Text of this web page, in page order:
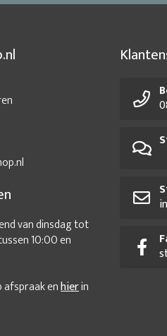
van dinsdag tot
10:00 en
afspraak enhierin